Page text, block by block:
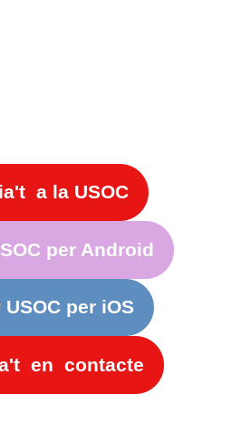
a la USOC
per Android
USOC per iOS
en contacte